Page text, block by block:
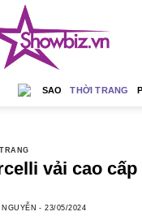
SAO THỜI TRANG
vải cao
-23/05/2024